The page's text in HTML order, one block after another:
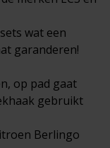
wat een
garanderen!
op pad gaat
gebruikt
Berlingo